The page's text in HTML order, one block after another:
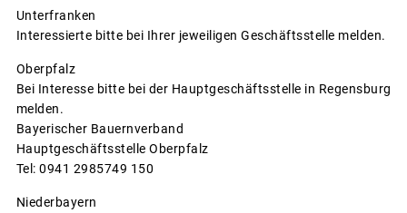
Unterfranken
Interessierte bitte bei Ihrer jeweiligen Geschäftsstelle melden.
Oberpfalz
Bei Interesse bitte bei der Hauptgeschäftsstelle in Regensburg
melden.
Bayerischer Bauernverband
Hauptgeschäftsstelle Oberpfalz
Tel: 0941 2985749 150
Niederbayern